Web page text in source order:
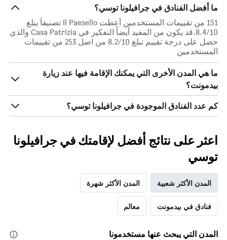
ما أفضل الفنادق في جرافيلونا توسي؟
151 من تقييمات المستخدمين أعطت Il Paesello تصنيفاً يبلغ
8.4/10.قد يكون من المفيد أيضاً التفكير في Casa Patrizia والذي
حصل على درجة تقييم تبلغ 8.2/10 من اصل 253 من تقييمات
المستخدمين
ما هي المدن الأخرى التي يمكنك الإقامة فيها عند زيارة
بيدمونت؟
كم عدد الفنادق الموجودة في جرافيلونا توسي؟
اعثر على نتائج أفضل لإقامتك في جرافيلونا
توسي
المدن الأكثر شعبية المدن الأكثر شهرة
فنادق في بيدمونت معالم
المدن التي يبحث عنها مستخدمونا